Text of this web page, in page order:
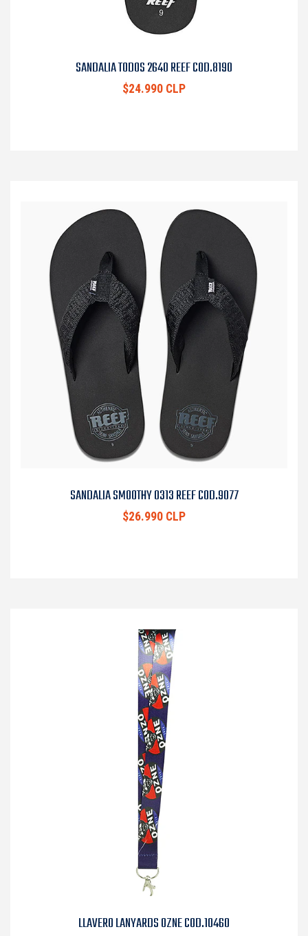
SANDALIA TODOS 2640 REEF COD.8190
$24.990 CLP
SANDALIA SMOOTHY 0313 REEF COD.9077
$26.990 CLP
LLAVERO LANYARDS OZNE COD.10460